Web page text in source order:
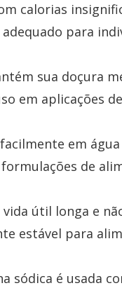
calorias
para
sua doçura
em aplicações
em
de
útil longa e
estável para
sódica é usada